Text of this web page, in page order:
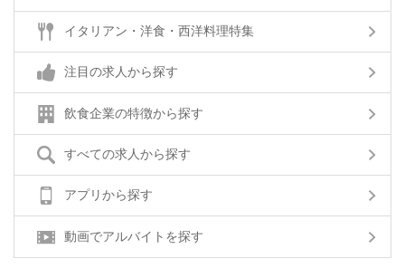
イタリアン・洋食・西洋料理特集
注目の求人から探す
飲食企業の特徴から探す
すべての求人から探す
アプリから探す
動画でアルバイトを探す